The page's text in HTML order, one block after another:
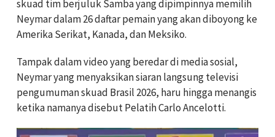
skuad tim berjuluk Samba yang dipimpinnya memilih
Neymar dalam 26 daftar pemain yang akan diboyong ke
Amerika Serikat, Kanada, dan Meksiko.
Tampak dalam video yang beredar di media sosial,
Neymar yang menyaksikan siaran langsung televisi
pengumuman skuad Brasil 2026, haru hingga menangis
ketika namanya disebut Pelatih Carlo Ancelotti.